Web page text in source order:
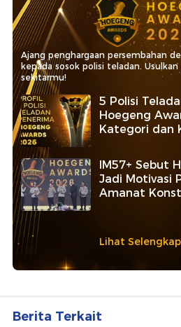
Ajang penghargaan persembahan
kepada sosok polisi teladan.
sekitarmu!
5 Polisi
Hoegeng
Kategori dan
IM57+ Sebut
Jadi Motivasi
Amanat
Lihat
Berita Terkait